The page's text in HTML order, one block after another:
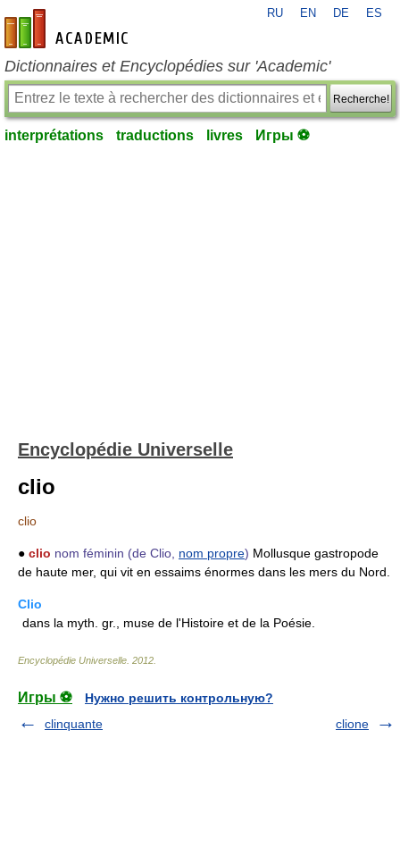
fr-academic.com
RU EN DE ES
Dictionnaires et Encyclopédies sur 'Academic'
Recherche!
interprétations traductions livres Игры ⚽
Encyclopédie Universelle
clio
clio
● clio nom féminin (de Clio, nom propre) Mollusque gastropode
de haute mer, qui vit en essaims énormes dans les mers du Nord.
Clio
dans la myth. gr., muse de l'Histoire et de la Poésie.
Encyclopédie Universelle 2012
Игры ⚽
Нужно решить контрольную?
clinquante
clione